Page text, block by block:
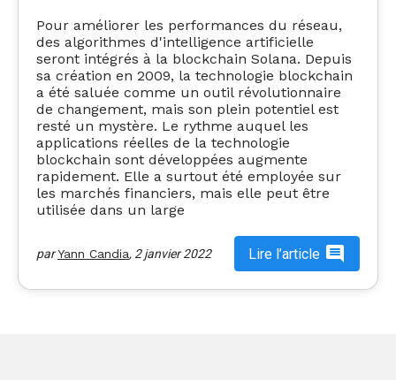
Pour améliorer les performances du réseau,
des algorithmes d'intelligence artificielle
seront intégrés à la blockchain Solana. Depuis
sa création en 2009, la technologie blockchain
a été saluée comme un outil révolutionnaire
de changement, mais son plein potentiel est
resté un mystère. Le rythme auquel les
applications réelles de la technologie
blockchain sont développées augmente
rapidement. Elle a surtout été employée sur
les marchés financiers, mais elle peut être
utilisée dans un large
parYann Candia, 2 janvier 2022 Lire l’article